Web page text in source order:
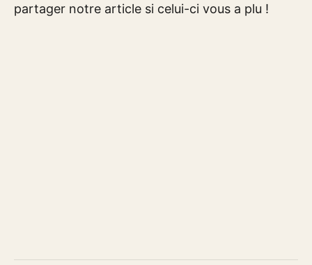
partager notre article si celui-ci vous a plu !